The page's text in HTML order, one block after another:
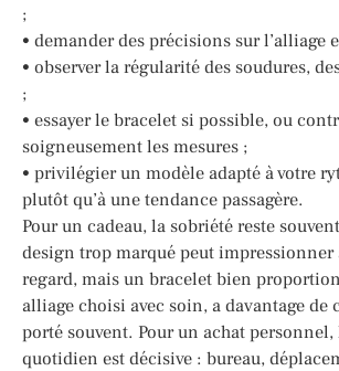
;
• demander des précisions sur l’alliage
• observer la régularité des soudures,
;
• essayer le bracelet si possible, ou
soigneusement les mesures ;
• privilégier un modèle adapté à votre
plutôt qu’à une tendance passagère.
Pour un cadeau, la sobriété reste
design trop marqué peut impressionner
regard, mais un bracelet bien
alliage choisi avec soin, a davantage de
porté souvent. Pour un achat
quotidien est décisive : bureau,